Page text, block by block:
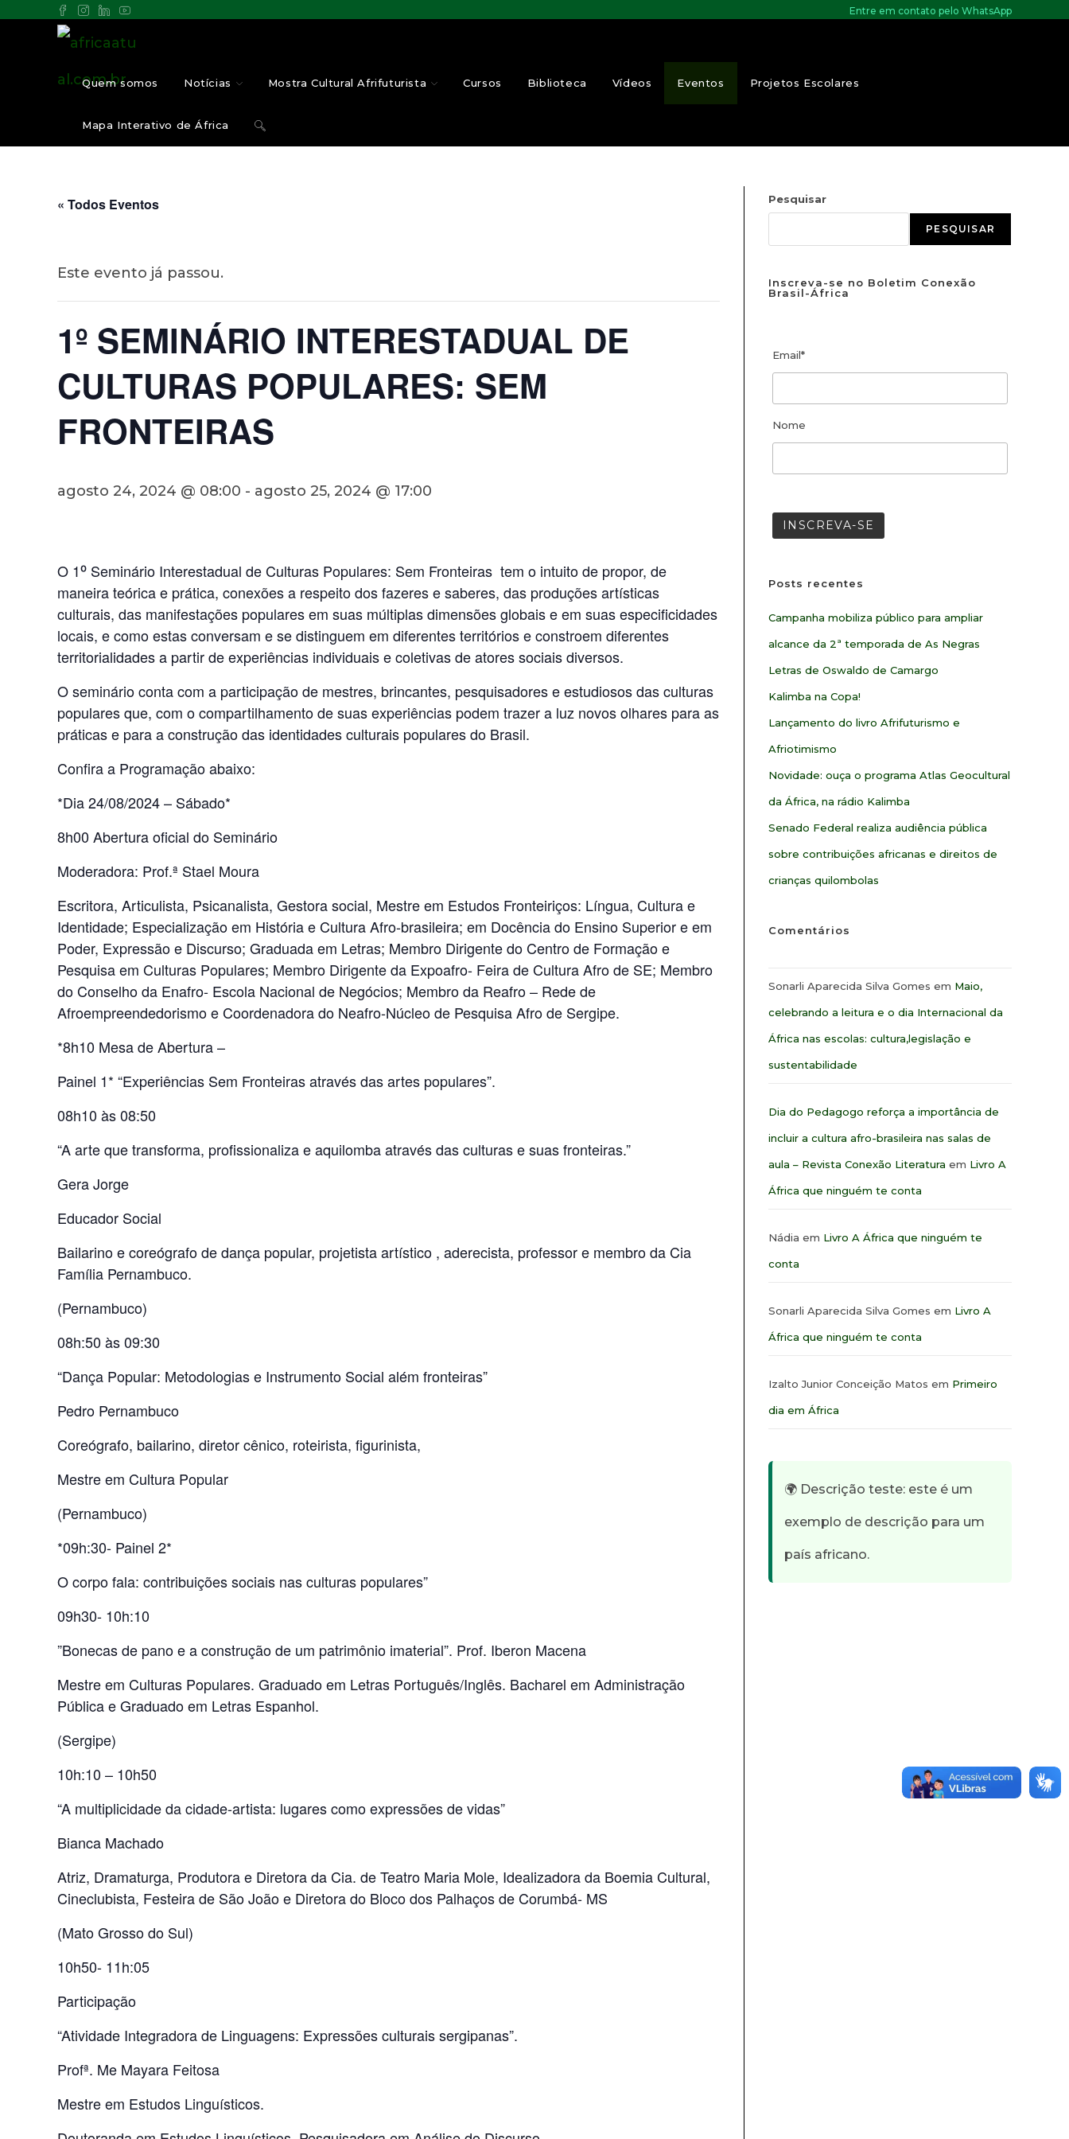
Entre em contato pelo WhatsApp
Quem somos Notícias Mostra Cultural Afrifuturista Cursos Biblioteca Vídeos Eventos Projetos Escolares
Mapa Interativo de África Alternar
« Todos Eventos
Este evento já passou.
1º SEMINÁRIO INTERESTADUAL DE
CULTURAS POPULARES: SEM
FRONTEIRAS
agosto 24, 2024 @ 08:00 - agosto 25, 2024 @ 17:00
O 1⁰ Seminário Interestadual de Culturas Populares: Sem Fronteiras tem o intuito de propor, de
maneira teórica e prática, conexões a respeito dos fazeres e saberes, das produções artísticas
culturais, das manifestações populares em suas múltiplas dimensões globais e em suas especificidades
locais, e como estas conversam e se distinguem em diferentes territórios e constroem diferentes
territorialidades a partir de experiências individuais e coletivas de atores sociais diversos.
O seminário conta com a participação de mestres, brincantes, pesquisadores e estudiosos das culturas
populares que, com o compartilhamento de suas experiências podem trazer a luz novos olhares para as
práticas e para a construção das identidades culturais populares do Brasil.
Confira a Programação abaixo:
*Dia 24/08/2024 – Sábado*
8h00 Abertura oficial do Seminário
Moderadora: Prof.ª Stael Moura
Escritora, Articulista, Psicanalista, Gestora social, Mestre em Estudos Fronteiriços: Língua, Cultura e
Identidade; Especialização em História e Cultura Afro-brasileira; em Docência do Ensino Superior e em
Poder, Expressão e Discurso; Graduada em Letras; Membro Dirigente do Centro de Formação e
Pesquisa em Culturas Populares; Membro Dirigente da Expoafro- Feira de Cultura Afro de SE; Membro
do Conselho da Enafro- Escola Nacional de Negócios; Membro da Reafro – Rede de
Afroempreendedorismo e Coordenadora do Neafro-Núcleo de Pesquisa Afro de Sergipe.
*8h10 Mesa de Abertura –
Painel 1* “Experiências Sem Fronteiras através das artes populares”.
08h10 às 08:50
“A arte que transforma, profissionaliza e aquilomba através das culturas e suas fronteiras.”
Gera Jorge
Educador Social
Bailarino e coreógrafo de dança popular, projetista artístico , aderecista, professor e membro da Cia
Família Pernambuco.
(Pernambuco)
08h:50 às 09:30
“Dança Popular: Metodologias e Instrumento Social além fronteiras”
Pedro Pernambuco
Coreógrafo, bailarino, diretor cênico, roteirista, figurinista,
Mestre em Cultura Popular
(Pernambuco)
*09h:30- Painel 2*
O corpo fala: contribuições sociais nas culturas populares”
09h30- 10h:10
”Bonecas de pano e a construção de um patrimônio imaterial”. Prof. Iberon Macena
Mestre em Culturas Populares. Graduado em Letras Português/Inglês. Bacharel em Administração
Pública e Graduado em Letras Espanhol.
(Sergipe)
10h:10 – 10h50
“A multiplicidade da cidade-artista: lugares como expressões de vidas”
Bianca Machado
Atriz, Dramaturga, Produtora e Diretora da Cia. de Teatro Maria Mole, Idealizadora da Boemia Cultural,
Cineclubista, Festeira de São João e Diretora do Bloco dos Palhaços de Corumbá- MS
(Mato Grosso do Sul)
10h50- 11h:05
Participação
“Atividade Integradora de Linguagens: Expressões culturais sergipanas”.
Profª. Me Mayara Feitosa
Mestre em Estudos Linguísticos.
Pesquisar
PESQUISAR
Inscreva-se no Boletim Conexão
Brasil-África
Email*
Nome
Posts recentes
Campanha mobiliza público para ampliar
alcance da 2ª temporada de As Negras
Letras de Oswaldo de Camargo
Kalimba na Copa!
Lançamento do livro Afrifuturismo e
Afriotimismo
Novidade: ouça o programa Atlas Geocultural
da África, na rádio Kalimba
Senado Federal realiza audiência pública
sobre contribuições africanas e direitos de
crianças quilombolas
Comentários
Sonarli Aparecida Silva Gomes em Maio,
celebrando a leitura e o dia Internacional da
África nas escolas: cultura,legislação e
sustentabilidade
Dia do Pedagogo reforça a importância de
incluir a cultura afro-brasileira nas salas de
aula – Revista Conexão Literatura em Livro A
África que ninguém te conta
Nádia em Livro A África que ninguém te
conta
Sonarli Aparecida Silva Gomes em Livro A
África que ninguém te conta
Izalto Junior Conceição Matos em Primeiro
dia em África
🌍 Descrição teste: este é um
exemplo de descrição para um
país africano.